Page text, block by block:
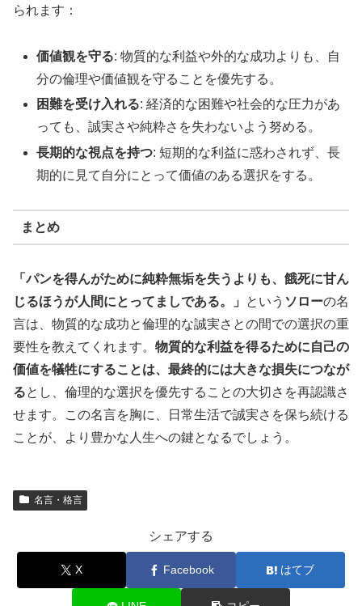
られます：
価値観を守る: 物質的な利益や外的な成功よりも、自
分の倫理や価値観を守ることを優先する。
困難を受け入れる: 経済的な困難や社会的な圧力があ
っても、誠実さや純粋さを失わないよう努める。
長期的な視点を持つ: 短期的な利益に惑わされず、長
期的に見て自分にとって価値のある選択をする。
まとめ
「パンを得んがために純粋無垢を失うよりも、餓死に甘ん
じるほうが人間にとってましである。」
という ソローの名
言は、物質的な成功と倫理的な誠実さとの間での選択の重
要性を教えてくれます。 物質的な利益を得るために自己の
価値を犠牲にすることは、最終的には大きな損失につなが
るとし、倫理的な選択を優先することの大切さを再認識さ
せます。この名言を胸に、日常生活で誠実さを保ち続ける
ことが、より豊かな人生への鍵となるでしょう。
名言・格言
シェアする
X Facebook はてブ